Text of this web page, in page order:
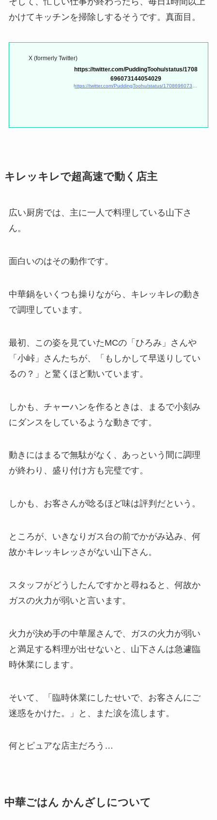
かけてキッチンを掃除しするそうです。真面目。
X (formerly Twitter)
https://twitter.com/PuddingToohu/status/1708
696073144054029
https://twitter.com/PuddingToohu/status/1708696073144054029
キレッキレで超高速で動く店主
広い厨房では、主に一人で料理している山下さ
ん。
面白いのはその動作です。
中華鍋をいくつも操りながら、キレッキレの動き
で調理しています。
最初、この姿を見ていたMCの「ひろみ」さんや
「小峠」さんたちが、「もしかして早送りしてい
るの？」と驚くほど動いています。
しかも、チャーハンを作るときは、まるで小刻み
にダンスをしているような動きです。
動きにはまるで無駄がなく、あっという間に調理
が終わり、盛り付け方も完璧です。
しかも、お客さんが唸るほど味は評判だという。
ところが、いきなりガス台の前でかがみ込み、何
故かキレッキレッさがない山下さん。
スタッフがどうしたんですかと尋ねると、何故か
ガスの火力が弱いと言います。
火力が決め手の中華屋さんで、ガスの火力が弱い
と満足する料理が出せないと、山下さんは急遽臨
時休業にします。
そいて、「臨時休業にしたせいで、お客さんにご
迷惑をかけた。」と、また涙を流します。
何とピュアな店主だろう…
中華ごはん かんざしについて